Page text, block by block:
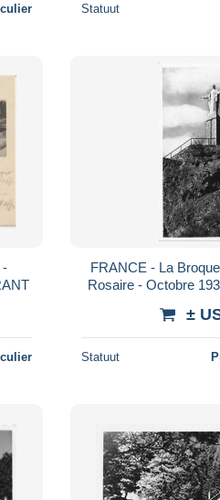
Statuut
-
FRANCE - La
Rosaire - Octobre
±
Statuut